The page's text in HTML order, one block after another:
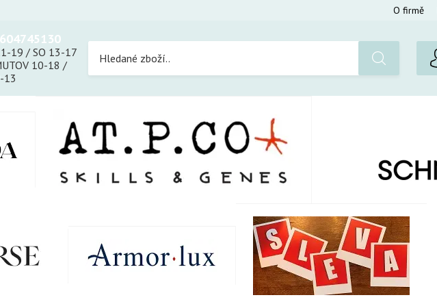
O firmě
19 / SO 13-17
10-18 /
13